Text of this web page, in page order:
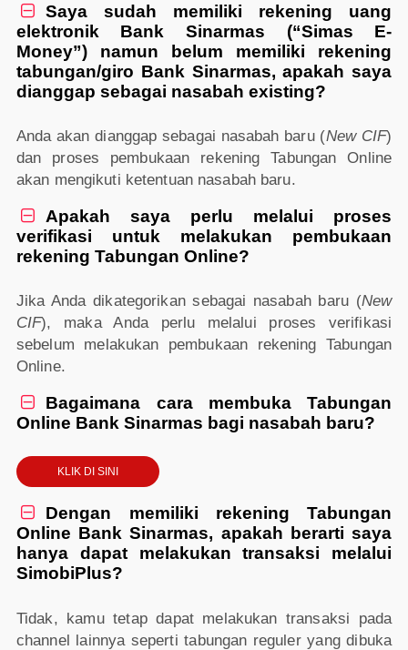

Saya sudah memiliki rekening uang
elektronik Bank Sinarmas (“Simas E-
Money”) namun belum memiliki rekening
tabungan/giro Bank Sinarmas, apakah saya
dianggap sebagai nasabah existing?
Anda akan dianggap sebagai nasabah baru (New CIF)
dan proses pembukaan rekening Tabungan Online
akan mengikuti ketentuan nasabah baru.

Apakah saya perlu melalui proses
verifikasi untuk melakukan pembukaan
rekening Tabungan Online?
Jika Anda dikategorikan sebagai nasabah baru (New
CIF), maka Anda perlu melalui proses verifikasi
sebelum melakukan pembukaan rekening Tabungan
Online.

Bagaimana cara membuka Tabungan
Online Bank Sinarmas bagi nasabah baru?
KLIK DI SINI

Dengan memiliki rekening Tabungan
Online Bank Sinarmas, apakah berarti saya
hanya dapat melakukan transaksi melalui
SimobiPlus?
Tidak, kamu tetap dapat melakukan transaksi pada
channel lainnya seperti tabungan reguler yang dibuka